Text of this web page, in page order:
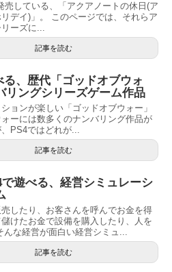
売している、「アクアノートの休日(ア
デイ)」。 このページでは、それらア
ーズに...
記事を読む
る、歴代「ゴッドオブウォ
リングシリーズゲーム作品
ョンが楽しい「ゴッドオブウォー」
ーには数多くのナンバリング作品が
PS4ではどれが...
記事を読む
で遊べる、経営シミュレーシ
したり、お客さんを呼んでお金を得
けたお金で設備を購入したり、人を
んな経営が面白い経営シミュ...
記事を読む